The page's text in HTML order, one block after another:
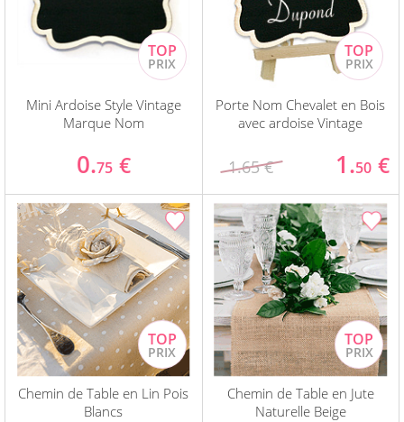
Mini Ardoise Style Vintage
Marque Nom
0.75 €
Porte Nom Chevalet en Bois
avec ardoise Vintage
1.65 € 1.50 €
Chemin de Table en Lin Pois
Blancs
Chemin de Table en Jute
Naturelle Beige